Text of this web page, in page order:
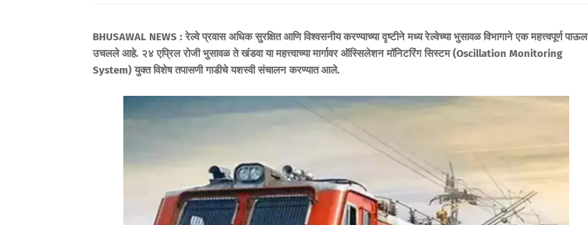
BHUSAWAL NEWS : रेल्वे प्रवास अधिक सुरक्षित आणि विश्वसनीय करण्याच्या दृष्टीने मध्य रेल्वेच्या भुसावळ विभागाने एक महत्त्वपूर्ण पाऊल
उचलले आहे. २४ एप्रिल रोजी भुसावळ ते खंडवा या महत्त्वाच्या मार्गावर ऑस्सिलेशन मॉनिटरिंग सिस्टम (Oscillation Monitoring
System) युक्त विशेष तपासणी गाडीचे यशस्वी संचालन करण्यात आले.